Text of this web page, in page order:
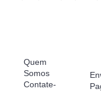
Quem
Somos
Contate-